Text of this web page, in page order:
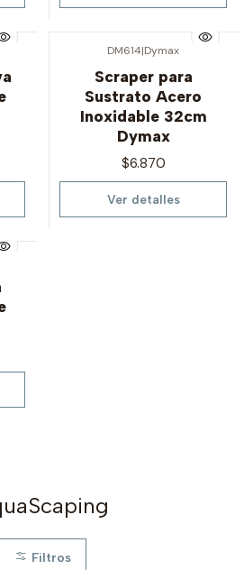
DM614|Dymax
Scraper para
Sustrato Acero
Inoxidable 32cm
Dymax
$6.870
Ver detalles
Filtros